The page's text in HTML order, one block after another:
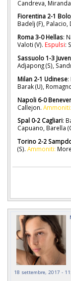
Candreva, Miranda
Fiorentina 2-1
Badelj (F), Palacio,
Roma 3-0 Hellas:
Valoti (V). Espulsi:
Sassuolo 1-3
Adjapong (S),
Milan 2-1 Udinese:
Barak (U),
Napoli 6-0
Callejon. Ammoniti:
Spal 0-2 Cagliari:
Capuano, Barella
Torino 2-2
(S). Ammoniti:
18 settembre, 2017 -